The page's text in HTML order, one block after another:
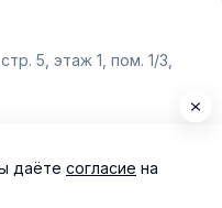
5, этаж 1, пом. 1/3,
бесплатный
даёте согласие на